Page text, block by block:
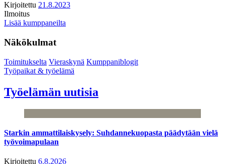
Kirjoitettu 21.8.2023
Ilmoitus
Lisää kumppaneilta
Näkökulmat
Toimitukselta Vieraskynä Kumppaniblogit
Työpaikat & työelämä
Työelämän uutisia
Starkin ammattilaiskysely: Suhdannekuopasta päädytään vielä
työvoimapulaan
Kirjoitettu 6.8.2026